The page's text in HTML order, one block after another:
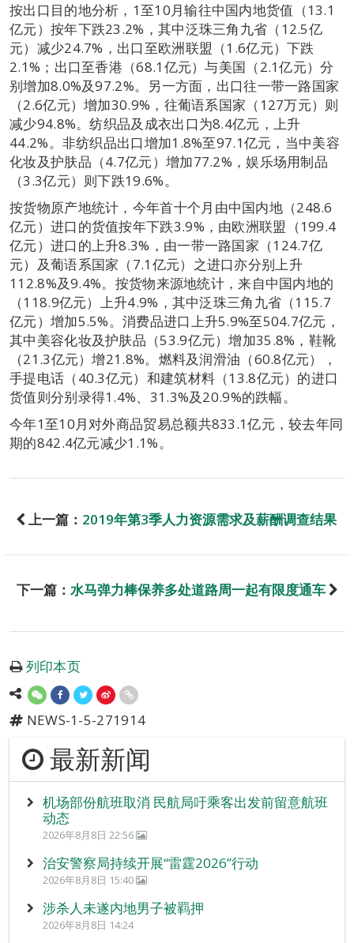
按出口目的地分析，1至10月输往中国内地货值（13.1
亿元）按年下跌23.2%，其中泛珠三角九省（12.5亿
元）减少24.7%，出口至欧洲联盟（1.6亿元）下跌
2.1%；出口至香港（68.1亿元）与美国（2.1亿元）分
别增加8.0%及97.2%。另一方面，出口往一带一路国家
（2.6亿元）增加30.9%，往葡语系国家（127万元）则
减少94.8%。纺织品及成衣出口为8.4亿元，上升
44.2%。非纺织品出口增加1.8%至97.1亿元，当中美容
化妆及护肤品（4.7亿元）增加77.2%，娱乐场用制品
（3.3亿元）则下跌19.6%。
按货物原产地统计，今年首十个月由中国内地（248.6
亿元）进口的货值按年下跌3.9%，由欧洲联盟（199.4
亿元）进口的上升8.3%，由一带一路国家（124.7亿
元）及葡语系国家（7.1亿元）之进口亦分别上升
112.8%及9.4%。按货物来源地统计，来自中国内地的
（118.9亿元）上升4.9%，其中泛珠三角九省（115.7
亿元）增加5.5%。消费品进口上升5.9%至504.7亿元，
其中美容化妆及护肤品（53.9亿元）增加35.8%，鞋靴
（21.3亿元）增21.8%。燃料及润滑油（60.8亿元），
手提电话（40.3亿元）和建筑材料（13.8亿元）的进口
货值则分别录得1.4%、31.3%及20.9%的跌幅。
今年1至10月对外商品贸易总额共833.1亿元，较去年同
期的842.4亿元减少1.1%。
上一篇： 2019年第3季人力资源需求及薪酬调查结果
下一篇： 水马弹力棒保养多处道路周一起有限度通车
列印本页
NEWS-1-5-271914
最新新闻
机场部份航班取消 民航局吁乘客出发前留意航班
动态
2026年8月8日 22:56
治安警察局持续开展“雷霆2026”行动
2026年8月8日 15:40
涉杀人未遂内地男子被羁押
2026年8月8日 14:24